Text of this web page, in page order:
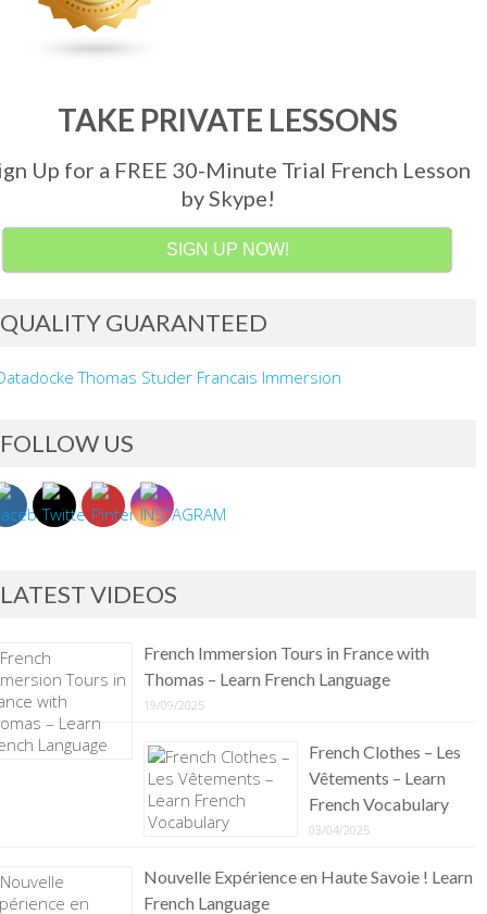
TAKE PRIVATE LESSONS
Up for a FREE 30-Minute Trial French Lesson
by Skype!
SIGN UP NOW!
QUALITY GUARANTEED
FOLLOW US
LATEST VIDEOS
French Immersion Tours in France with
Thomas – Learn French Language
19/09/2025
French Clothes – Les
Vêtements – Learn
French Vocabulary
03/04/2025
Nouvelle Expérience en Haute Savoie ! Learn
French Language